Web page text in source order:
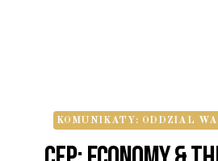
KOMUNIKATY: ODDZIAL